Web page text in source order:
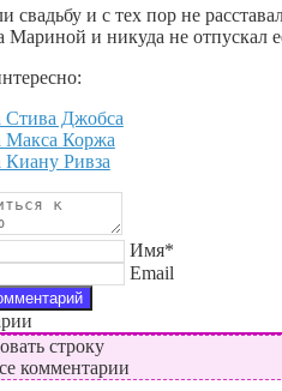
свадьбу и с тех пор не
Мариной и никуда не отпускал
Стива Джобса
Макса Коржа
Ривза
Имя*
Email
строку
комментарии